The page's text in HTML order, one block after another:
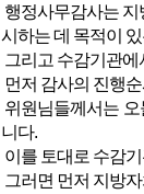
행정사무감사는
시하는 데 목적이
그리고 수감기관
먼저 감사의 진행
위원님들께서는
니다.
이를 토대로 수감
그러면 먼저 지방